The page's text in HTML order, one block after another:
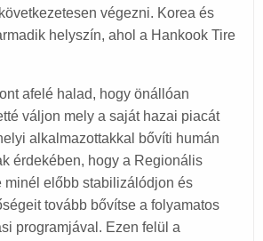
végezni. Korea és
helyszín, ahol a Hankook Tire
afelé halad, hogy önállóan
váljon mely a saját hazai piacát
alkalmazottakkal bővíti humán
érdekében, hogy a Regionális
minél előbb stabilizálódjon és
tovább bővítse a folyamatos
programjával. Ezen felül a